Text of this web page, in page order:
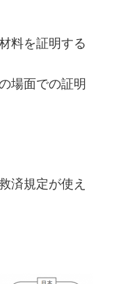
料を証明する
場面での証明
済規定が使え